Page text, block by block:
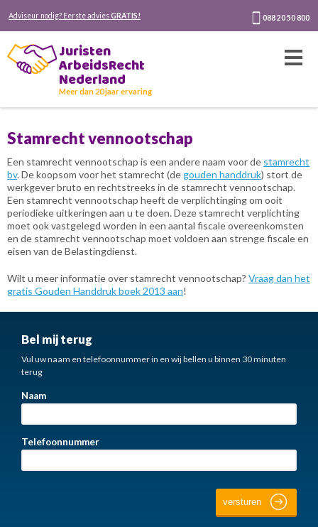
Adviseur nodig? Eerste adviesGRATIS! 088 20 50 800
Juristen
ArbeidsRecht
Nederland
Meer dan 20 jaar ervaring
Stamrecht vennootschap
Een stamrecht vennootschap is een andere naam voor de stamrecht
bv. De koopsom voor het stamrecht (de gouden handdruk) stort de
werkgever bruto en rechtstreeks in de stamrecht vennootschap.
Een stamrecht vennootschap heeft de verplichtinging om ooit
periodieke uitkeringen aan u te doen. Deze stamrecht verplichting
moet ook vastgelegd worden in een aantal fiscale overeenkomsten
en de stamrecht vennootschap moet voldoen aan strenge fiscale en
eisen van de Belastingdienst.
Wilt u meer informatie over stamrecht vennootschap? Vraag dan het
gratis Gouden Handdruk boek 2013 aan!
Bel mij terug
Vul uw naam en telefoonnummer in en wij bellen u binnen 30 minuten
terug
Naam
Telefoonnummer